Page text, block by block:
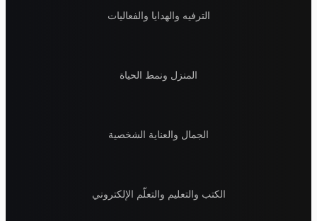
الترفيه والهدايا والفعاليات
المنزل ونمط الحياة
الجمال والعناية الشخصية
الكتب والتعليم والتعلّم الإلكتروني